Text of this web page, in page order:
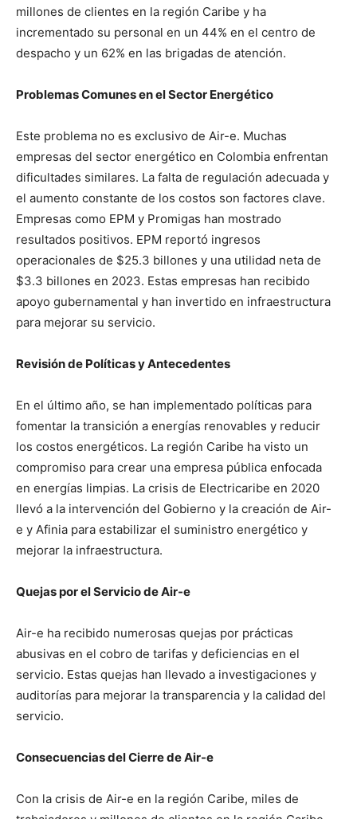
millones de clientes en la región Caribe y ha
incrementado su personal en un 44% en el centro de
despacho y un 62% en las brigadas de atención.
Problemas Comunes en el Sector Energético
Este problema no es exclusivo de Air-e. Muchas
empresas del sector energético en Colombia enfrentan
dificultades similares. La falta de regulación adecuada y
el aumento constante de los costos son factores clave.
Empresas como EPM y Promigas han mostrado
resultados positivos. EPM reportó ingresos
operacionales de $25.3 billones y una utilidad neta de
$3.3 billones en 2023. Estas empresas han recibido
apoyo gubernamental y han invertido en infraestructura
para mejorar su servicio.
Revisión de Políticas y Antecedentes
En el último año, se han implementado políticas para
fomentar la transición a energías renovables y reducir
los costos energéticos. La región Caribe ha visto un
compromiso para crear una empresa pública enfocada
en energías limpias. La crisis de Electricaribe en 2020
llevó a la intervención del Gobierno y la creación de Air-
e y Afinia para estabilizar el suministro energético y
mejorar la infraestructura.
Quejas por el Servicio de Air-e
Air-e ha recibido numerosas quejas por prácticas
abusivas en el cobro de tarifas y deficiencias en el
servicio. Estas quejas han llevado a investigaciones y
auditorías para mejorar la transparencia y la calidad del
servicio.
Consecuencias del Cierre de Air-e
Con la crisis de Air-e en la región Caribe, miles de